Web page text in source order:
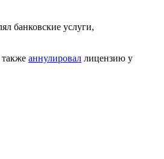
банковские услуги,
аннулировал лицензию у